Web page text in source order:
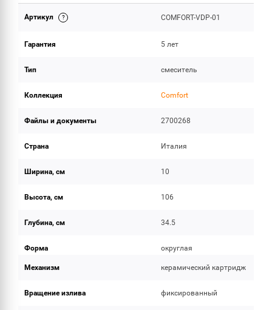
ИНСТРУКЦИИ И ДОКУМЕНТАЦИЯ
Артикул COMFORT-VDP-01
Гарантия 5 лет
Тип смеситель
Коллекция Comfort
Файлы и документы 2700268
Страна Италия
Ширина, см 10
Высота, см 106
Глубина, см 34.5
Форма округлая
Механизм керамический картридж
Вращение излива фиксированный